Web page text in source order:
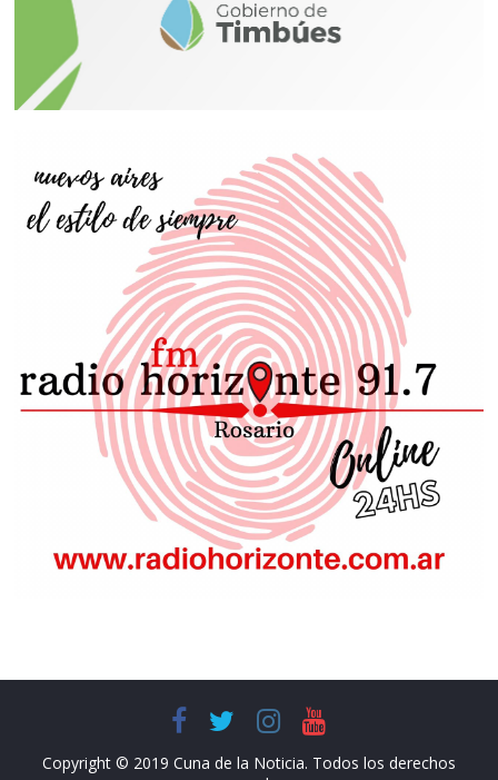
Copyright © 2019 Cuna de la Noticia. Todos los derechos